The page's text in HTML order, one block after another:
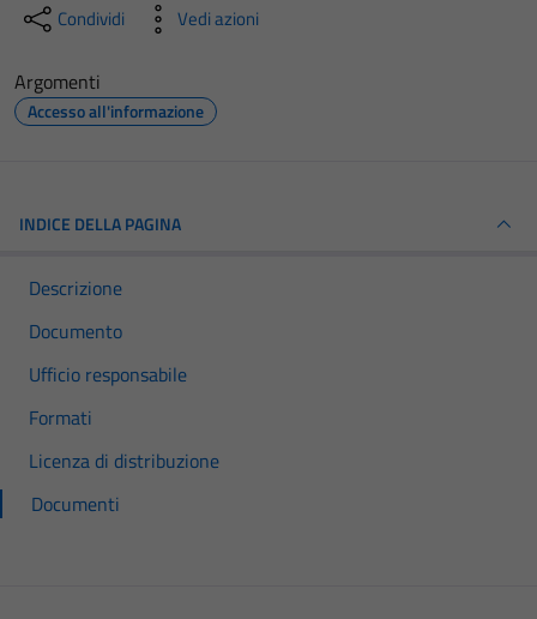
Condividi Vedi azioni
Argomenti
Accesso all'informazione
INDICE DELLA PAGINA
Descrizione
Documento
Ufficio responsabile
Formati
Licenza di distribuzione
Documenti